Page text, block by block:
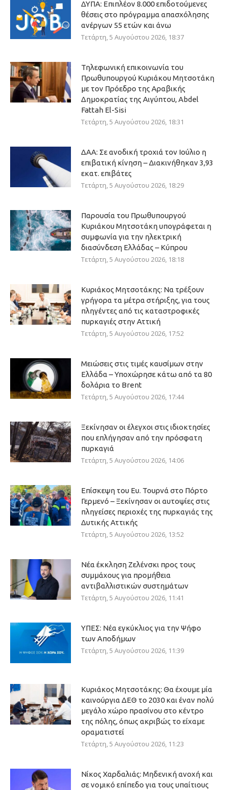
ΔΥΠΑ: Επιπλέον 8.000 επιδοτούμενες
θέσεις στο πρόγραμμα απασχόλησης
ανέργων 55 ετών και άνω
Τετάρτη, 5 Αυγούστου 2026, 18:37
Τηλεφωνική επικοινωνία του
Πρωθυπουργού Κυριάκου Μητσοτάκη
με τον Πρόεδρο της Αραβικής
Δημοκρατίας της Αιγύπτου, Abdel
Fattah El-Sisi
Τετάρτη, 5 Αυγούστου 2026, 18:31
ΔΑΑ: Σε ανοδική τροχιά τον Ιούλιο η
επιβατική κίνηση – Διακινήθηκαν 3,93
εκατ. επιβάτες
Τετάρτη, 5 Αυγούστου 2026, 18:29
Παρουσία του Πρωθυπουργού
Κυριάκου Μητσοτάκη υπογράφεται η
συμφωνία για την ηλεκτρική
διασύνδεση Ελλάδας – Κύπρου
Τετάρτη, 5 Αυγούστου 2026, 18:18
Κυριάκος Μητσοτάκης: Να τρέξουν
γρήγορα τα μέτρα στήριξης, για τους
πληγέντες από τις καταστροφικές
πυρκαγιές στην Αττική
Τετάρτη, 5 Αυγούστου 2026, 17:52
Μειώσεις στις τιμές καυσίμων στην
Ελλάδα – Υποχώρησε κάτω από τα 80
δολάρια το Brent
Τετάρτη, 5 Αυγούστου 2026, 17:44
Ξεκίνησαν οι έλεγχοι στις ιδιοκτησίες
που επλήγησαν από την πρόσφατη
πυρκαγιά
Τετάρτη, 5 Αυγούστου 2026, 14:06
Επίσκεψη του Ευ. Τουρνά στο Πόρτο
Γερμενό – Ξεκίνησαν οι αυτοψίες στις
πληγείσες περιοχές της πυρκαγιάς της
Δυτικής Αττικής
Τετάρτη, 5 Αυγούστου 2026, 13:52
Νέα έκκληση Ζελένσκι προς τους
συμμάχους για προμήθεια
αντιβαλλιστικών συστημάτων
Τετάρτη, 5 Αυγούστου 2026, 11:41
ΥΠΕΣ: Νέα εγκύκλιος για την Ψήφο
των Αποδήμων
Τετάρτη, 5 Αυγούστου 2026, 11:39
Κυριάκος Μητσοτάκης: Θα έχουμε μία
καινούργια ΔΕΘ το 2030 και έναν πολύ
μεγάλο χώρο πρασίνου στο κέντρο
της πόλης, όπως ακριβώς το είχαμε
οραματιστεί
Τετάρτη, 5 Αυγούστου 2026, 11:23
Νίκος Χαρδαλιάς: Μηδενική ανοχή και
σε νομικό επίπεδο για τους υπαίτιους